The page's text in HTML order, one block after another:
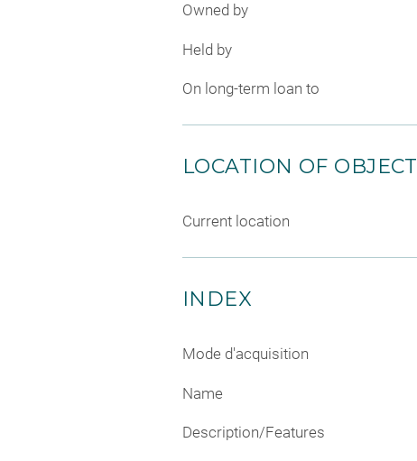
Owned by
Held by
On long-term loan to
LOCATION OF OBJECT
Current location
INDEX
Mode d'acquisition
Name
Description/Features